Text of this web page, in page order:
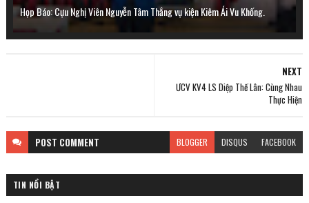
Họp Báo: Cựu Nghị Viên Nguyễn Tâm Thắng vụ kiện Kiêm Ái Vu Khống.
NEXT
ƯCV KV4 LS Diệp Thế Lân: Cùng Nhau
Thực Hiện
POST COMMENT BLOGGER DISQUS FACEBOOK
TIN NỔI BẬT